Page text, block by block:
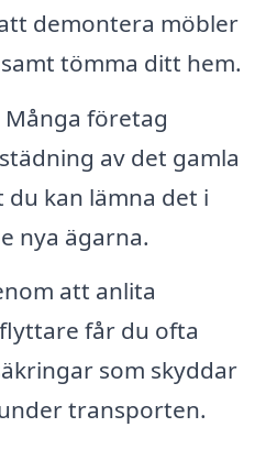
demontera möbler
tömma ditt hem.
Många företag
av det gamla
kan lämna det i
nya ägarna.
att anlita
får du ofta
som skyddar
transporten.